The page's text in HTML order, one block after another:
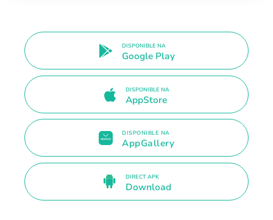
DISPONIBLE NA
Google Play
DISPONIBLE NA
AppStore
DISPONIBLE NA
AppGallery
DIRECT APK
Download